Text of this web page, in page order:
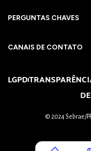
PERGUNTAS CHAVES​
CANAIS DE CONTATO
LGPD
© 2024 Sebrae/